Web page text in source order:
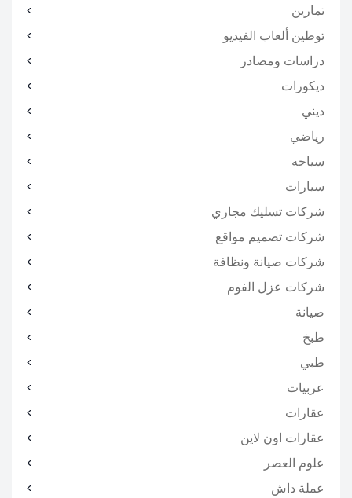
تمارين
توطين ألعاب الفيديو
دراسات ومصادر
ديكورات
ديني
رياضي
سياحه
سيارات
شركات تسليك مجاري
شركات تصميم مواقع
شركات صيانة ونظافة
شركات عزل الفوم
صيانة
طبخ
طبي
عربيات
عقارات
عقارات اون لاين
علوم العصر
عملة داش